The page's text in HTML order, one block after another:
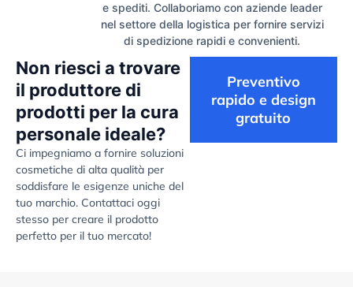
e spediti. Collaboriamo con aziende leader
nel settore della logistica per fornire servizi
di spedizione rapidi e convenienti.
Non riesci a trovare
il produttore di
prodotti per la cura
personale ideale?
Ci impegniamo a fornire soluzioni
cosmetiche di alta qualità per
soddisfare le esigenze uniche del
tuo marchio. Contattaci oggi
stesso per creare il prodotto
perfetto per il tuo mercato!
Preventivo
rapido e design
gratuito